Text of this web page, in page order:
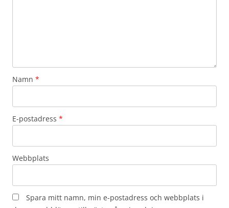
Namn *
E-postadress *
Webbplats
Spara mitt namn, min e-postadress och webbplats i